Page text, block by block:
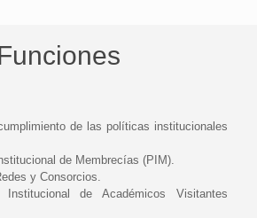
de las políticas institucionales
de Membrecías (PIM).
y Consorcios.
de Académicos Visitantes